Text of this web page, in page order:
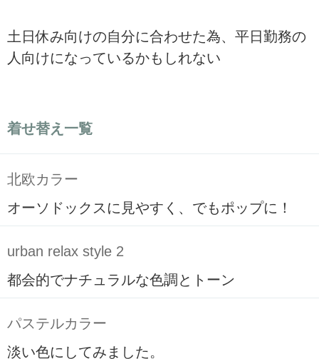
土日休み向けの自分に合わせた為、平日勤務の
人向けになっているかもしれない
着せ替え一覧
北欧カラー
オーソドックスに見やすく、でもポップに！
urban relax style 2
都会的でナチュラルな色調とトーン
パステルカラー
淡い色にしてみました。